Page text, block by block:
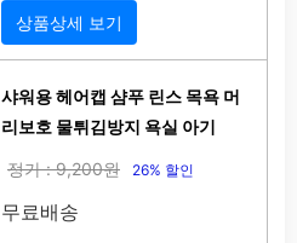
상품상세 보기
샤워용 헤어캡 샴푸 린스 목욕 머
리보호 물튀김방지 욕실 아기
정가 : 9,200원 26% 할인
무료배송